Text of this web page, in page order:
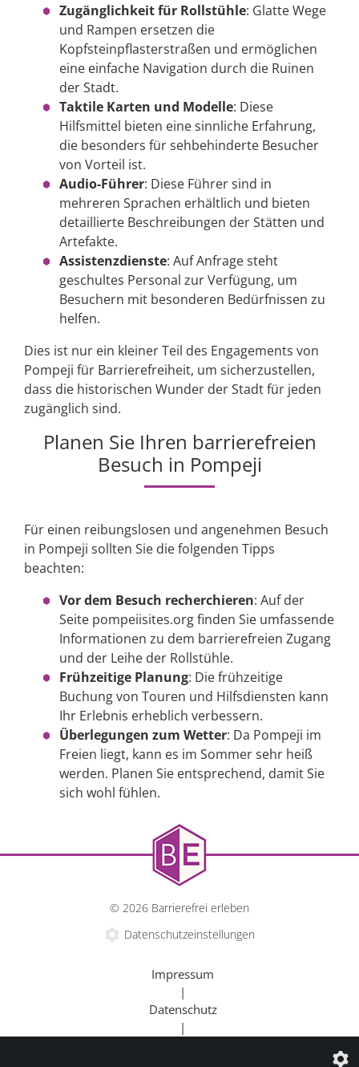
Zugänglichkeit für Rollstühle: Glatte Wege
und Rampen ersetzen die
Kopfsteinpflasterstraßen und ermöglichen
eine einfache Navigation durch die Ruinen
der Stadt.
Taktile Karten und Modelle: Diese
Hilfsmittel bieten eine sinnliche Erfahrung,
die besonders für sehbehinderte Besucher
von Vorteil ist.
Audio-Führer: Diese Führer sind in
mehreren Sprachen erhältlich und bieten
detaillierte Beschreibungen der Stätten und
Artefakte.
Assistenzdienste: Auf Anfrage steht
geschultes Personal zur Verfügung, um
Besuchern mit besonderen Bedürfnissen zu
helfen.
Dies ist nur ein kleiner Teil des Engagements von
Pompeji für Barrierefreiheit, um sicherzustellen,
dass die historischen Wunder der Stadt für jeden
zugänglich sind.
Planen Sie Ihren barrierefreien
Besuch in Pompeji
Für einen reibungslosen und angenehmen Besuch
in Pompeji sollten Sie die folgenden Tipps
beachten:
Vor dem Besuch recherchieren: Auf der
Seite pompeiisites.org finden Sie umfassende
Informationen zu dem barrierefreien Zugang
und der Leihe der Rollstühle.
Frühzeitige Planung: Die frühzeitige
Buchung von Touren und Hilfsdiensten kann
Ihr Erlebnis erheblich verbessern.
Überlegungen zum Wetter: Da Pompeji im
Freien liegt, kann es im Sommer sehr heiß
werden. Planen Sie entsprechend, damit Sie
sich wohl fühlen.
© 2026 Barrierefrei erleben
Datenschutzeinstellungen
Impressum
|
Datenschutz
|